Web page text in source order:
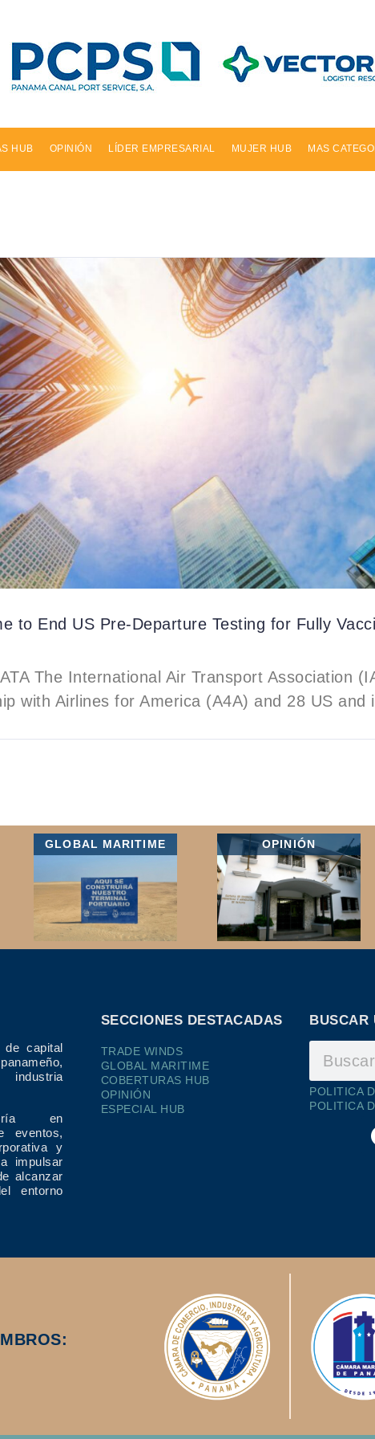
HUB OPINIÓN LÍDER EMPRESARIAL MUJER HUB MAS
to End US Pre-Departure Testing for Fully
The International Air Transport Association
with Airlines for America (A4A) and 28 US and
GLOBAL MARITIME OPINIÓN
de capital
en
eventos,
y
impulsar
alcanzar
entorno
SECCIONES DESTACADAS
TRADE WINDS
GLOBAL MARITIME
COBERTURAS HUB
OPINIÓN
ESPECIAL HUB
BUSCAR
POLITICA
POLITICA